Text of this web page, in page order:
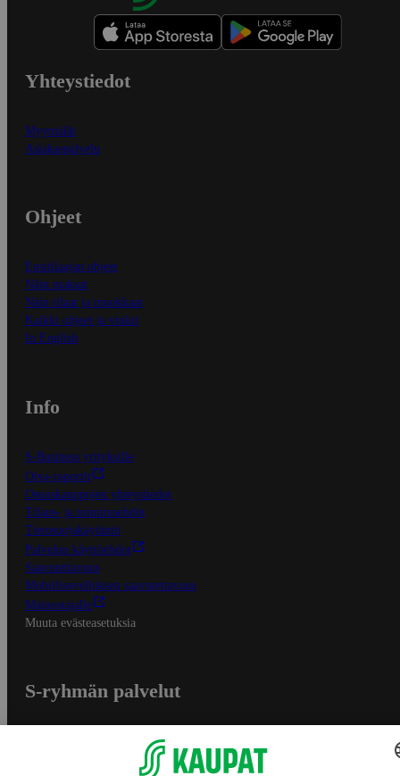
Yhteystiedot
Myymälät
Asiakaspalvelu
Ohjeet
Ensitilaajan ohjeet
Näin maksat
Näin tilaat ja muokkaat
Kaikki ohjeet ja vinkit
In English
Info
S-Business yrityksille
Oiva-raportit
Osuuskauppojen yhteystiedot
Tilaus- ja toimitusehdot
Tietosuojakäytäntö
Palvelun käyttöehdot
Saavutettavuus
Mobiilisovelluksen saavutettavuus
Mainostajalle
Muuta evästeasetuksia
S-ryhmän palvelut